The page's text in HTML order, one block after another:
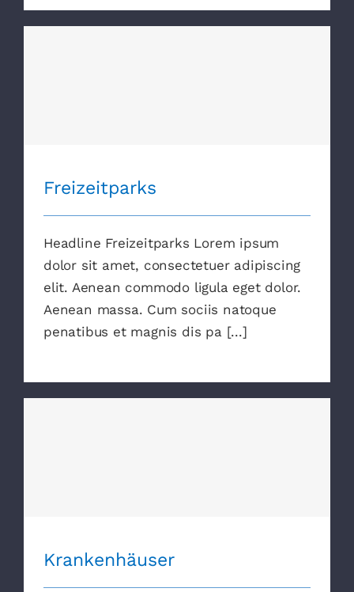
Freizeitparks
Headline Freizeitparks Lorem ipsum
dolor sit amet, consectetuer adipiscing
elit. Aenean commodo ligula eget dolor.
Aenean massa. Cum sociis natoque
penatibus et magnis dis pa [...]
Krankenhäuser